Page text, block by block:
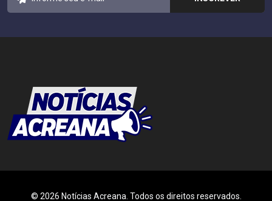
© 2026 Notícias Acreana. Todos os direitos reservados.